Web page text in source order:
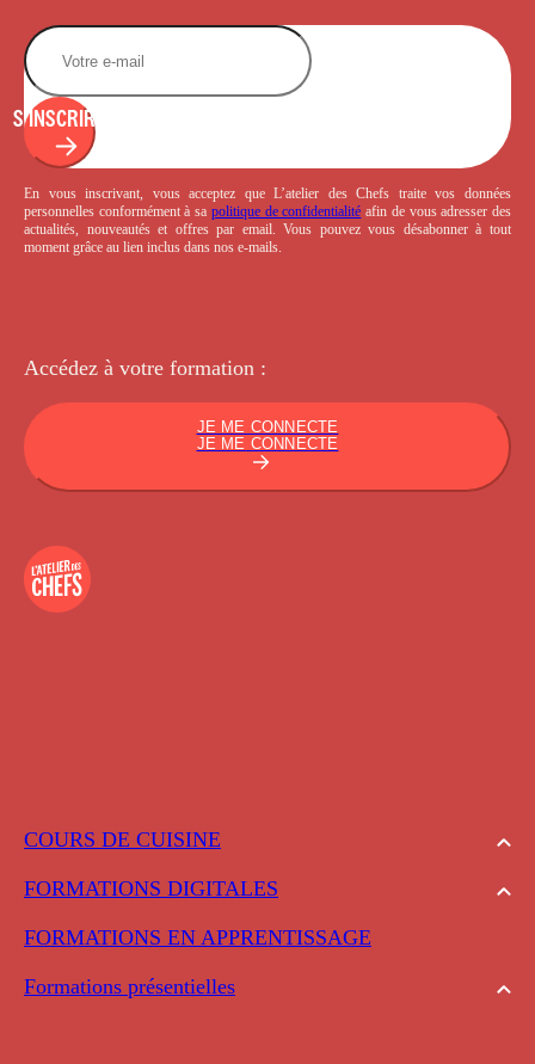
COURS DE CUISINE
FORMATIONS DIGITALES
FORMATIONS EN APPRENTISSAGE
Formations présentielles
S'INSCRIRE
En vous inscrivant, vous acceptez que L’atelier des Chefs traite vos données
personnelles conformément à sa politique de confidentialité afin de vous adresser des
actualités, nouveautés et offres par email. Vous pouvez vous désabonner à tout
moment grâce au lien inclus dans nos e-mails.
Accédez à votre formation :
JE ME CONNECTE
JE ME CONNECTE